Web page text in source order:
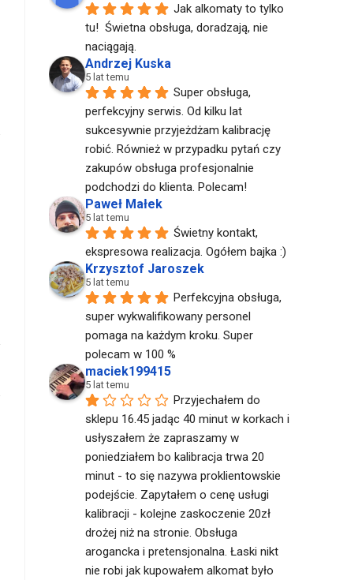
Jak alkomaty to tylko
tu!  Świetna obsługa, doradzają, nie
naciągają.
Andrzej Kuska
5 lat temu
Super obsługa,
perfekcyjny serwis. Od kilku lat
sukcesywnie przyjeżdżam kalibrację
robić. Również w przypadku pytań czy
zakupów obsługa profesjonalnie
podchodzi do klienta. Polecam!
Paweł Małek
5 lat temu
Świetny kontakt,
ekspresowa realizacja. Ogółem bajka :)
Krzysztof Jaroszek
5 lat temu
Perfekcyjna obsługa,
super wykwalifikowany personel
pomaga na każdym kroku. Super
polecam w 100 %
maciek199415
5 lat temu
Przyjechałem do
sklepu 16.45 jadąc 40 minut w korkach i
usłyszałem że zapraszamy w
poniedziałem bo kalibracja trwa 20
minut - to się nazywa proklientowskie
podejście. Zapytałem o cenę usługi
kalibracji - kolejne zaskoczenie 20zł
drożej niż na stronie. Obsługa
arogancka i pretensjonalna. Łaski nikt
nie robi jak kupowałem alkomat było